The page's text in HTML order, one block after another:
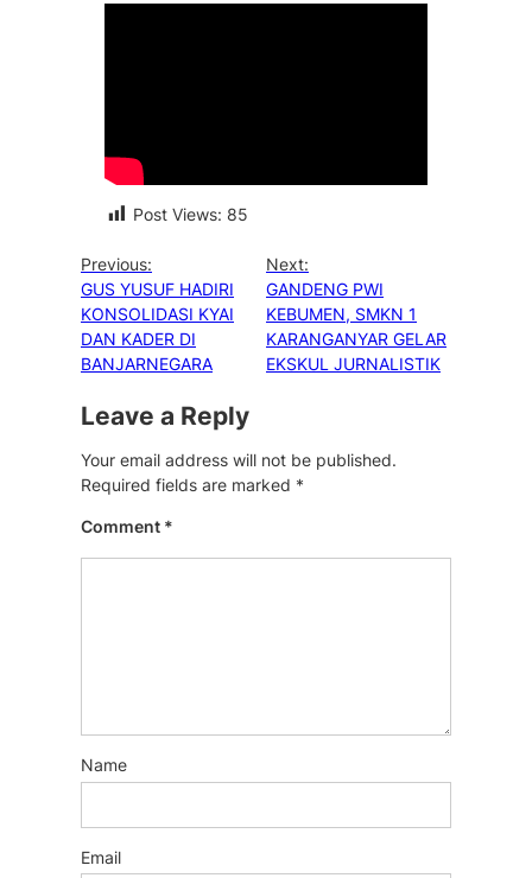
Post Views: 85
Previous:
GUS YUSUF HADIRI
KONSOLIDASI KYAI
DAN KADER DI
BANJARNEGARA
Next:
GANDENG PWI
KEBUMEN, SMKN 1
KARANGANYAR GELAR
EKSKUL JURNALISTIK
Leave a Reply
Your email address will not be published.
Required fields are marked *
Comment *
Name
Email